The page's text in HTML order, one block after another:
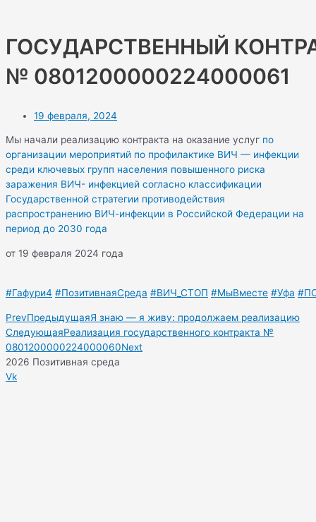
ГОСУДАРСТВЕННЫЙ
№ 0801200000224000061
19 февраля, 2024
Мы начали реализацию контракта на оказание услуг по
организации мероприятий по профилактике ВИЧ — инфекции
среди ключевых групп населения повышенного риска
заражения ВИЧ- инфекцией согласно классификации
Государственной стратегии противодействия
распространению ВИЧ-инфекции в Российской Федерации на
период до 2030 года
от 19 февраля 2024 года
#Гафури4 #ПозитивнаяСреда #ВИЧ_СТОП #МыВместе #Уфа
PrevПредыдущаяЯ знаю — я живу: продолжаем реализацию
СледующаяРеализация государственного контракта №
0801200000224000060Next
2026 Позитивная среда
Vk